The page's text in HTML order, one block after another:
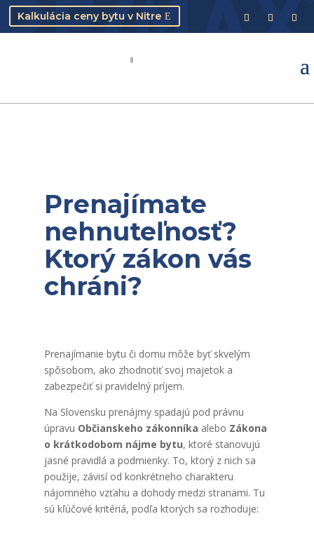
Kalkulácia ceny bytu v Nitre
Prenajímate
nehnuteľnosť?
Ktorý zákon vás
chráni?
Prenajímanie bytu či domu môže byť skvelým
spôsobom, ako zhodnotiť svoj majetok a
zabezpečiť si pravidelný príjem.
Na Slovensku prenájmy spadajú pod právnu
úpravu Občianskeho zákonníka alebo Zákona
o krátkodobom nájme bytu, ktoré stanovujú
jasné pravidlá a podmienky. To, ktorý z nich sa
použije, závisí od konkrétneho charakteru
nájomného vzťahu a dohody medzi stranami. Tu
sú kľúčové kritériá, podľa ktorých sa rozhoduje: